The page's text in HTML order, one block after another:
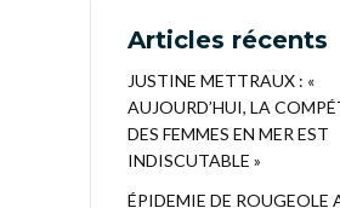
Articles récents
JUSTINE METTRAUX : «
AUJOURD’HUI, LA
DES FEMMES EN MER EST
INDISCUTABLE »
ÉPIDEMIE DE ROUGEOLE